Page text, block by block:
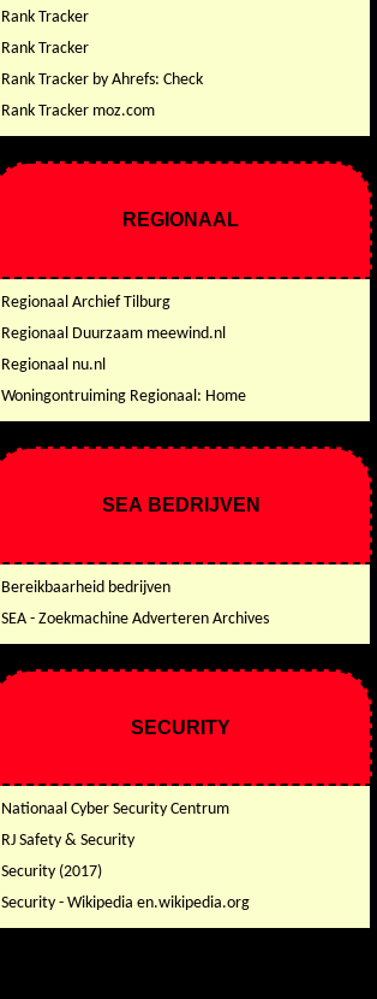
Rank Tracker
Rank Tracker
Rank Tracker by Ahrefs: Check
Rank Tracker moz.com
REGIONAAL
Regionaal Archief Tilburg
Regionaal Duurzaam meewind.nl
Regionaal nu.nl
Woningontruiming Regionaal: Home
SEA BEDRIJVEN
Bereikbaarheid bedrijven
SEA - Zoekmachine Adverteren Archives
SECURITY
Nationaal Cyber Security Centrum
RJ Safety & Security
Security (2017)
Security - Wikipedia en.wikipedia.org